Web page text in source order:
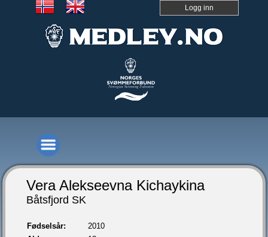
Logg inn
Vera Alekseevna Kichaykina
Båtsfjord SK
Fødselsår:
2010